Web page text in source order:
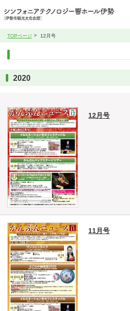
TOPページ 12月号
2020
12月号
11月号